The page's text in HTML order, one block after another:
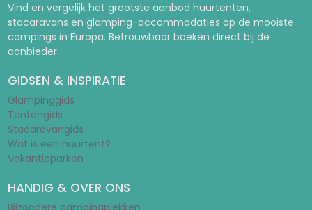
Vind en vergelijk het grootste aanbod huurtenten,
stacaravans en glamping-accommodaties op de mooiste
campings in Europa. Betrouwbaar boeken direct bij de
aanbieder.
GIDSEN & INSPIRATIE
Glampinggids
Tentengids
Stacaravangids
Wat is een huurtent?
Vakantieparken
HANDIG & OVER ONS
Bijzondere campingplekken